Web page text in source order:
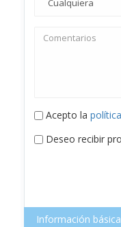
Acepto la
Deseo recibir
Información